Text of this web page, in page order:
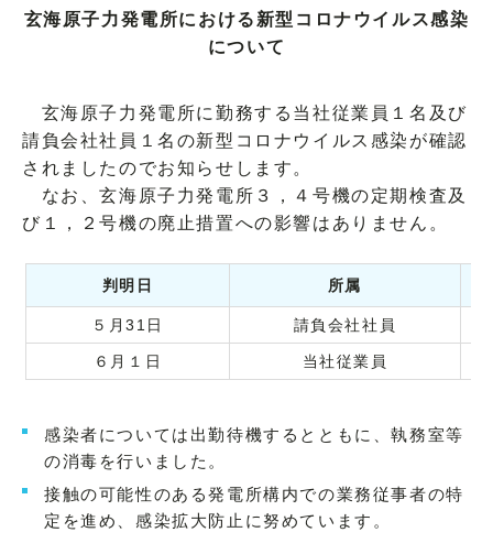
玄海原子力発電所における新型コロナウイルス感染
について
玄海原子力発電所に勤務する当社従業員１名及び
請負会社社員１名の新型コロナウイルス感染が確認
されましたのでお知らせします。
なお、玄海原子力発電所３，４号機の定期検査及
び１，２号機の廃止措置への影響はありません。
判明日 所属
５月31日 請負会社社員
６月１日 当社従業員
感染者については出勤待機するとともに、執務室等
の消毒を行いました。
接触の可能性のある発電所構内での業務従事者の特
定を進め、感染拡大防止に努めています。